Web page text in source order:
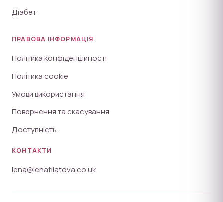
Діабет
ПРАВОВА ІНФОРМАЦІЯ
Політика конфіденційності
Політика cookie
Умови використання
Повернення та скасування
Доступність
КОНТАКТИ
lena@lenafilatova.co.uk